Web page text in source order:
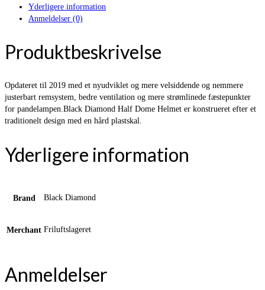
Yderligere information
Anmeldelser (0)
Produktbeskrivelse
Opdateret til 2019 med et nyudviklet og mere velsiddende og nemmere
justerbart remsystem, bedre ventilation og mere strømlinede fæstepunkter
for pandelampen.Black Diamond Half Dome Helmet er konstrueret efter et
traditionelt design med en hård plastskal.
Yderligere information
Brand Black Diamond
Merchant Friluftslageret
Anmeldelser